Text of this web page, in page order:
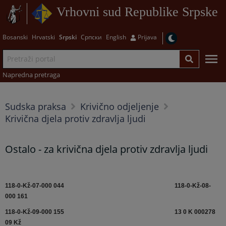
Vrhovni sud Republike Srpske
Bosanski Hrvatski Srpski Српски English Prijava
Napredna pretraga
Sudska praksa
Krivično odjeljenje
Krivična djela protiv zdravlja ljudi
Ostalo - za krivična djela protiv zdravlja ljudi
118-0-Kž-07-000 044
118-0-Kž-08-
000 161
118-0-Kž-09-000 155
13 0 K 000278
09 Kž